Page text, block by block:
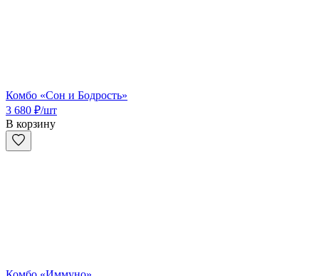
Комбо «Сон и Бодрость»
3 680 ₽/шт
В корзину